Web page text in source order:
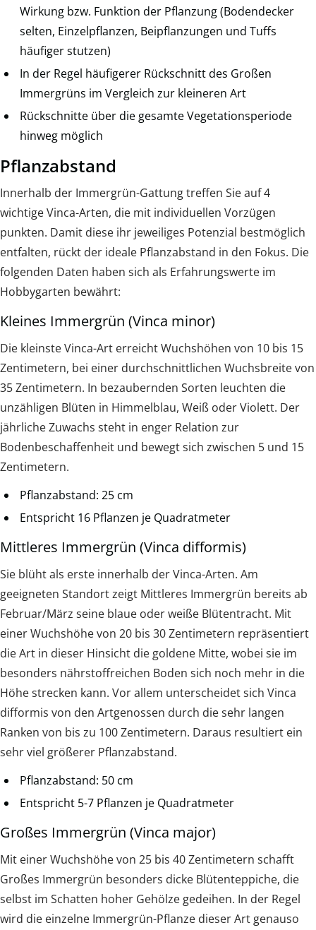
Wirkung bzw. Funktion der Pflanzung (Bodendecker
selten, Einzelpflanzen, Beipflanzungen und Tuffs
häufiger stutzen)
In der Regel häufigerer Rückschnitt des Großen
Immergrüns im Vergleich zur kleineren Art
Rückschnitte über die gesamte Vegetationsperiode
hinweg möglich
Pflanzabstand
Innerhalb der Immergrün-Gattung treffen Sie auf 4
wichtige Vinca-Arten, die mit individuellen Vorzügen
punkten. Damit diese ihr jeweiliges Potenzial bestmöglich
entfalten, rückt der ideale Pflanzabstand in den Fokus. Die
folgenden Daten haben sich als Erfahrungswerte im
Hobbygarten bewährt:
Kleines Immergrün (Vinca minor)
Die kleinste Vinca-Art erreicht Wuchshöhen von 10 bis 15
Zentimetern, bei einer durchschnittlichen Wuchsbreite von
35 Zentimetern. In bezaubernden Sorten leuchten die
unzähligen Blüten in Himmelblau, Weiß oder Violett. Der
jährliche Zuwachs steht in enger Relation zur
Bodenbeschaffenheit und bewegt sich zwischen 5 und 15
Zentimetern.
Pflanzabstand: 25 cm
Entspricht 16 Pflanzen je Quadratmeter
Mittleres Immergrün (Vinca difformis)
Sie blüht als erste innerhalb der Vinca-Arten. Am
geeigneten Standort zeigt Mittleres Immergrün bereits ab
Februar/März seine blaue oder weiße Blütentracht. Mit
einer Wuchshöhe von 20 bis 30 Zentimetern repräsentiert
die Art in dieser Hinsicht die goldene Mitte, wobei sie im
besonders nährstoffreichen Boden sich noch mehr in die
Höhe strecken kann. Vor allem unterscheidet sich Vinca
difformis von den Artgenossen durch die sehr langen
Ranken von bis zu 100 Zentimetern. Daraus resultiert ein
sehr viel größerer Pflanzabstand.
Pflanzabstand: 50 cm
Entspricht 5-7 Pflanzen je Quadratmeter
Großes Immergrün (Vinca major)
Mit einer Wuchshöhe von 25 bis 40 Zentimetern schafft
Großes Immergrün besonders dicke Blütenteppiche, die
selbst im Schatten hoher Gehölze gedeihen. In der Regel
wird die einzelne Immergrün-Pflanze dieser Art genauso